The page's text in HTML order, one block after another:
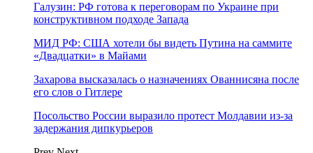
Галузин: РФ готова к переговорам по Украине при
конструктивном подходе Запада
МИД РФ: США хотели бы видеть Путина на саммите
«Двадцатки» в Майами
Захарова высказалась о назначениях Ованнисяна после
его слов о Гитлере
Посольство России выразило протест Молдавии из-за
задержания дипкурьеров